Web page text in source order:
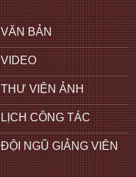
VĂN BẢN
VIDEO
THƯ VIỆN ẢNH
LỊCH CÔNG TÁC
ĐỘI NGŨ GIẢNG VIÊN